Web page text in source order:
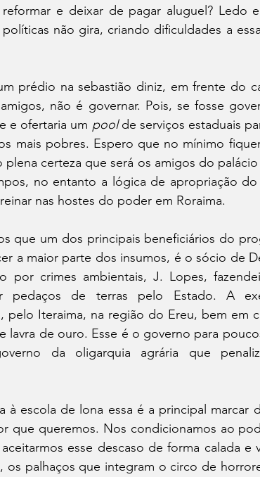
e deixar de pagar aluguel? Ledo
não gira, criando dificuldades a
prédio na sebastião diniz, em frente do
não é governar. Pois, se fosse
e ofertaria um pool de serviços estaduais
mais pobres. Espero que no mínimo
certeza que será os amigos do
no entanto a lógica de apropriação
nas hostes do poder em Roraima.
que um dos principais beneficiários do
a maior parte dos insumos, é o sócio de
por crimes ambientais, J. Lopes,
pedaços de terras pelo Estado. A
pelo Iteraima, na região do Ereu, bem em
lavra de ouro. Esse é o governo para
da oligarquia agrária que
à escola de lona essa é a principal marcar
que queremos. Nos condicionamos ao
esse descaso de forma calada e
os palhaços que integram o circo de